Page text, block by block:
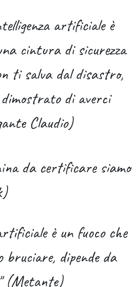
artificiale è
cintura di sicurezza
ti salva dal disastro,
di averci
Claudio)
da certificare siamo
è un fuoco che
bruciare, dipende da
(Metante)